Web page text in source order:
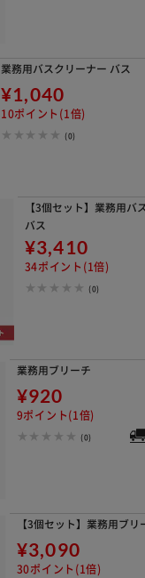
業務用バスクリーナー バス
¥1,040
10ポイント(1倍)
(0)
【3個セット】業務用バ
バス
¥3,410
34ポイント(1倍)
(0)
業務用ブリーチ
¥920
9ポイント(1倍)
(0)
【3個セット】業務用ブリ
¥3,090
30ポイント(1倍)